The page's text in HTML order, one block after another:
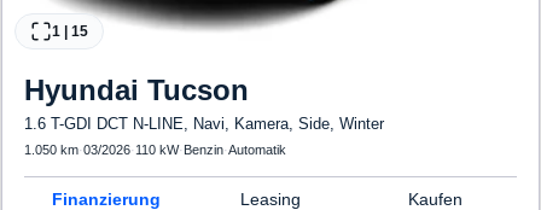
1 15
Hyundai Tucson
1.6 T-GDI DCT N-LINE, Navi, Kamera, Side, Winter
1.050 km·03/2026· 110 kW· Benzin·Automatik
Finanzierung Leasing Kaufen